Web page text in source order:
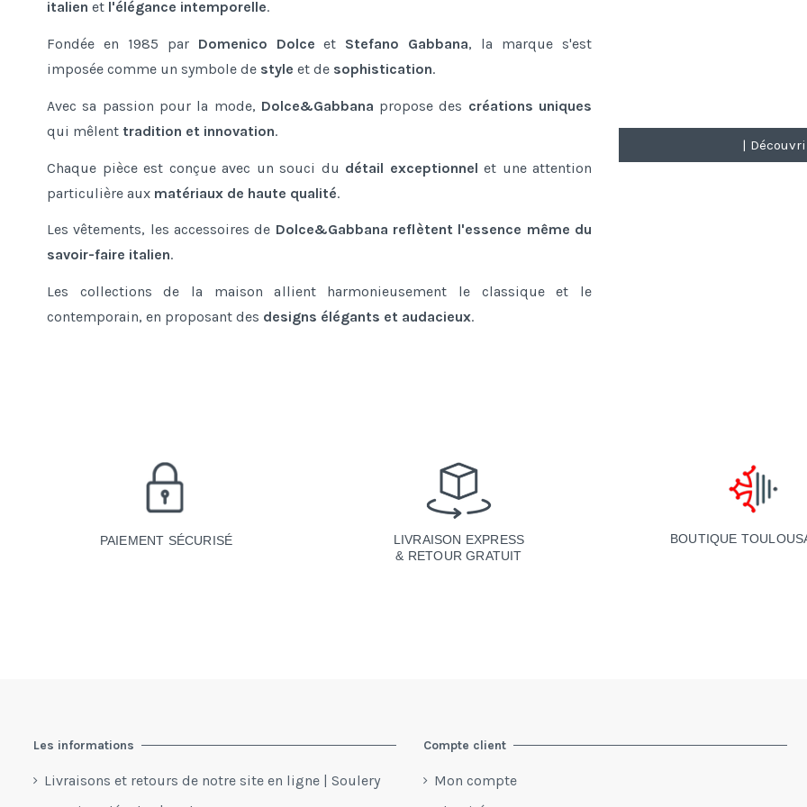
italien et l'élégance intemporelle.
Fondée en 1985 par Domenico Dolce et Stefano Gabbana, la marque s'est
imposée comme un symbole de style et de sophistication.
Avec sa passion pour la mode, Dolce&Gabbana propose des créations uniques
qui mêlent tradition et innovation.
Chaque pièce est conçue avec un souci du détail exceptionnel et une attention
particulière aux matériaux de haute qualité.
Les vêtements, les accessoires de Dolce&Gabbana reflètent l'essence même du
savoir-faire italien.
Les collections de la maison allient harmonieusement le classique et le
contemporain, en proposant des designs élégants et audacieux.
|
PAIEMENT SÉCURISÉ
LIVRAISON EXPRESS
& RETOUR GRATUIT
BOUTIQUE
Les informations
Livraisons et retours de notre site en ligne | Soulery
Compte client
Mon compte